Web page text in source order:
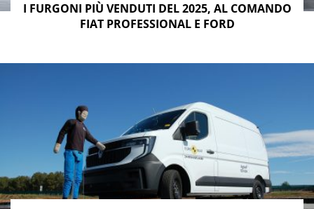
I FURGONI PIÙ VENDUTI DEL 2025, AL COMANDO
FIAT PROFESSIONAL E FORD